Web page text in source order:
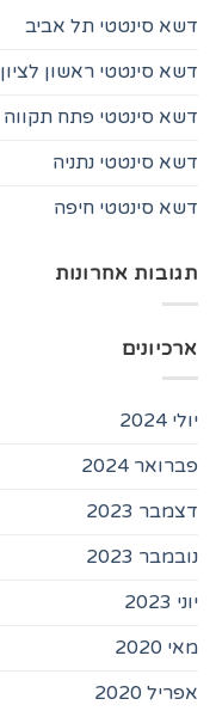
דשא סינטטי תל אביב
דשא סינטטי ראשון לציון
דשא סינטטי פתח תקווה
דשא סינטטי נתניה
דשא סינטטי חיפה
תגובות אחרונות
ארכיונים
יולי 2024
פברואר 2024
דצמבר 2023
נובמבר 2023
יוני 2023
מאי 2020
אפריל 2020